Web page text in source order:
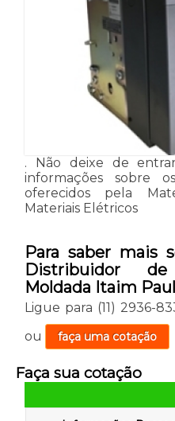
. Não deixe de
informações sobre
oferecidos pela
Materiais Elétricos
Para saber mais
Distribuidor
Moldada Itaim
Ligue para (11) 2936-
ou
faça uma cotação
Faça sua cotação